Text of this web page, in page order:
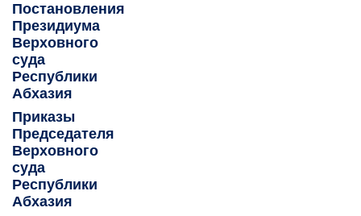
Постановления
Президиума
Верховного
суда
Республики
Абхазия
Приказы
Председателя
Верховного
суда
Республики
Абхазия